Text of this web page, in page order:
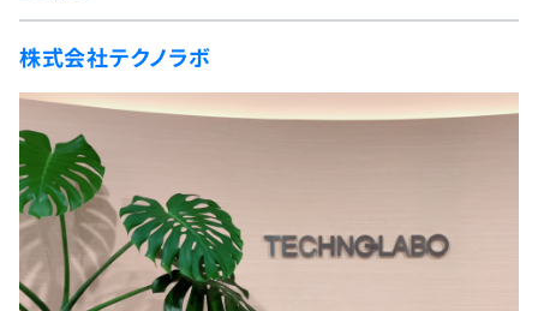
インターン
新卒エージェント
イベント・セミナー
インタビュー
就活成功ガイド
問題集
ナレッジ
リファレンス
プラン
プログラミング言語
評価結果一覧
再チャレンジ結果一覧
ゲーム・マンガ
Tech Team Journal
paiza times
note
paizaとは？
株式会社テクノラボ